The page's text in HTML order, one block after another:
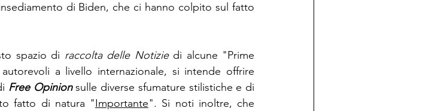
di Biden, che ci hanno colpito sul fatto
spazio di raccolta delle Notizie di alcune "Prime
a livello internazionale, si intende offrire
Free Opinion sulle diverse sfumature stilistiche e di
fatto di natura "Importante". Si noti inoltre, che